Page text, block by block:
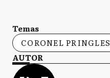
Temas
CORONEL PRINGLES
AUTOR